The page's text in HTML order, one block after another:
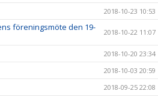
2018-10-23 10:53
föreningsmöte den 19-
2018-10-22 11:07
2018-10-20 23:34
2018-10-03 20:59
2018-09-25 22:08